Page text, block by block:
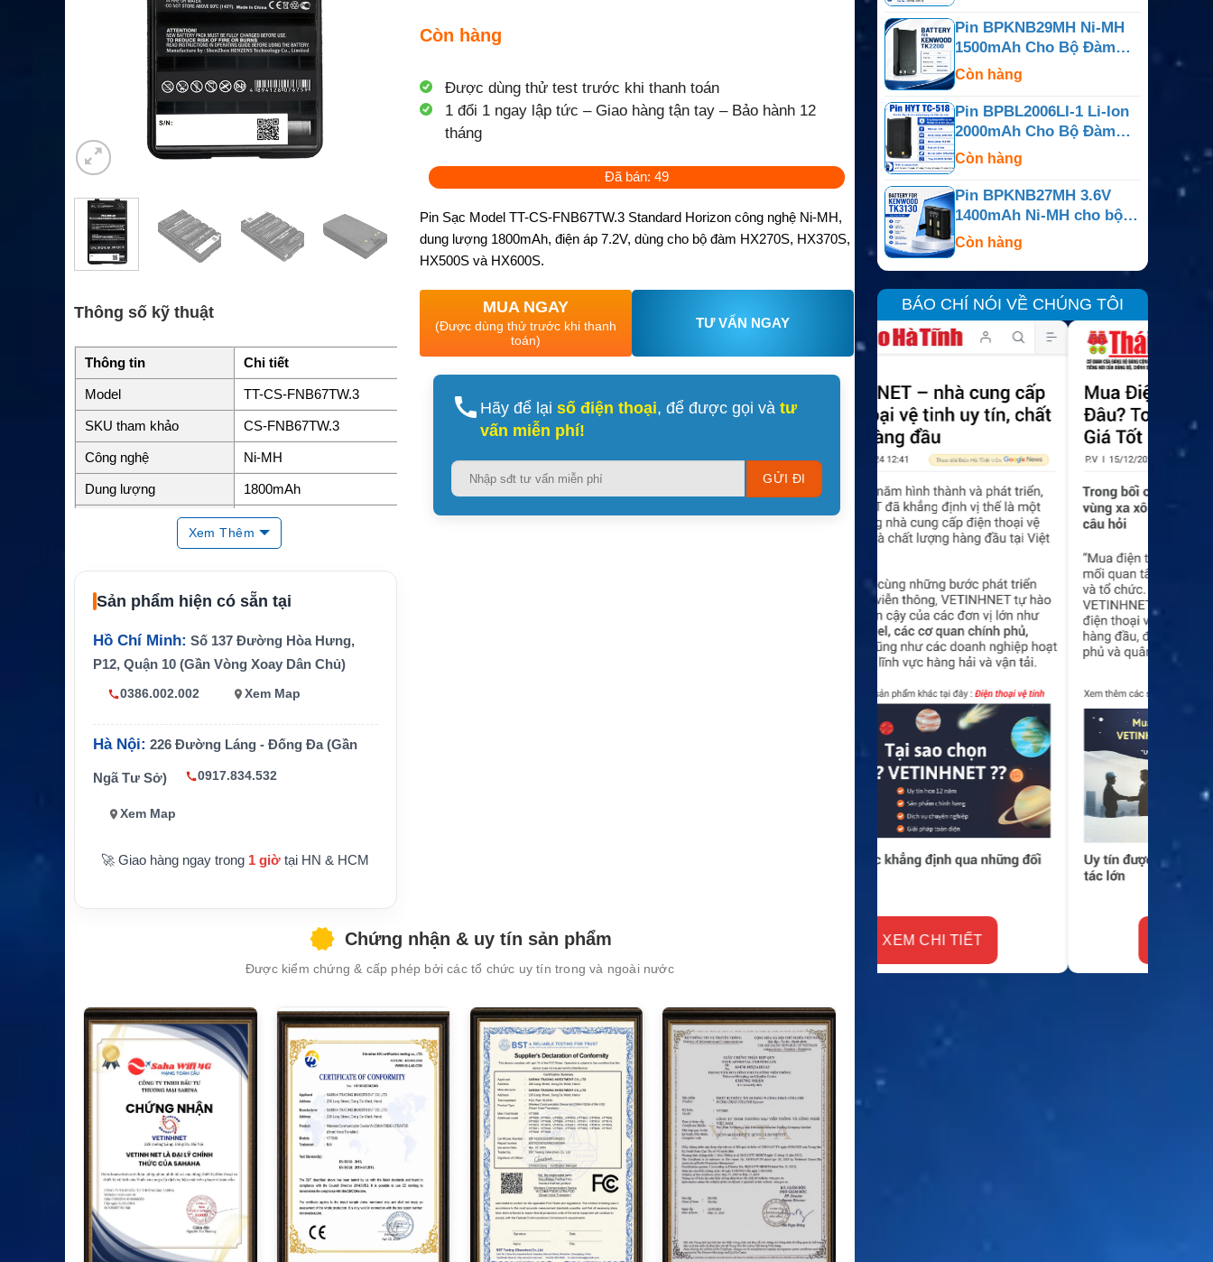
Thông số kỹ thuật
Thông tin Chi tiết
Model TT-CS-FNB67TW.3
SKU tham khảo CS-FNB67TW.3
Công nghệ Ni-MH
Dung lượng 1800mAh
Điện áp danh định 7.2V
Khoảng 12.96Wh
Trọng lượng
Màu sắc Đen
Mã pin thay thế
B-64, FNB-64H, FNB-83,
Standard Horizon HX270
X600S
Hãng sản xuất
Bảo hành 1 năm
Xem Thêm
Sản phẩm hiện có sẵn tại
Hồ Chí Minh: Số 137 Đường Hòa Hưng,
P12, Quận 10 (Gần Vòng Xoay Dân Chủ)
0386.002.002 Xem Map
Hà Nội: 226 Đường Láng - Đống Đa (Gần
Ngã Tư Sở) 0917.834.532
Xem Map
🚀 Giao hàng ngay trong 1 giờ tại HN & HCM
Còn hàng
Được dùng thử test trước khi thanh toán
1 đổi 1 ngay lập tức – Giao hàng tận tay – Bảo hành 12
tháng
Đã bán: 49
Pin Sạc Model TT-CS-FNB67TW.3 Standard Horizon công nghệ Ni-MH,
dung lượng 1800mAh, điện áp 7.2V, dùng cho bộ đàm HX270S, HX370S,
HX500S và HX600S.
MUA NGAY
(Được dùng thử trước khi thanh
toán)
TƯ VẤN NGAY
Hãy để lại số điện thoại, để được gọi và tư
vấn miễn phí!
Please
this
Chứng nhận & uy tín sản phẩm
Được kiểm chứng & cấp phép bởi các tổ chức uy tín trong và ngoài nước
Pin BPKNB29MH Ni-MH
1500mAh Cho Bộ Đàm
Kenwood TK-2200, NX-
240 Và NX-340
Còn hàng
Pin BPBL2006LI-1 Li-Ion
2000mAh Cho Bộ Đàm
Hytera PD702, PD782
Còn hàng
Pin BPKNB27MH 3.6V
1400mAh Ni-MH cho bộ
đàm Kenwood TK-3130,
Còn hàng
BÁO CHÍ NÓI VỀ CHÚNG TÔI
XEM CHI TIẾT XEM CHI TIẾT